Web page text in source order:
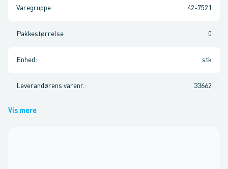
Varegruppe: 42-7521
Pakkestørrelse: 0
Enhed : stk
Leverandørens varenr. : 33662
Vis mere